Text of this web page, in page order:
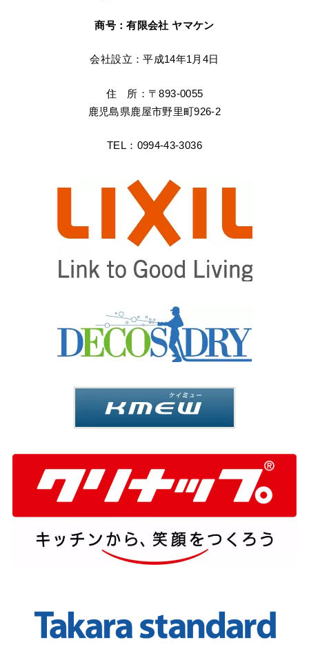
商号：有限会社 ヤマケン
会社設立：平成14年1月4日
住 所：〒893-0055
鹿児島県鹿屋市野里町926-2
TEL：0994-43-3036